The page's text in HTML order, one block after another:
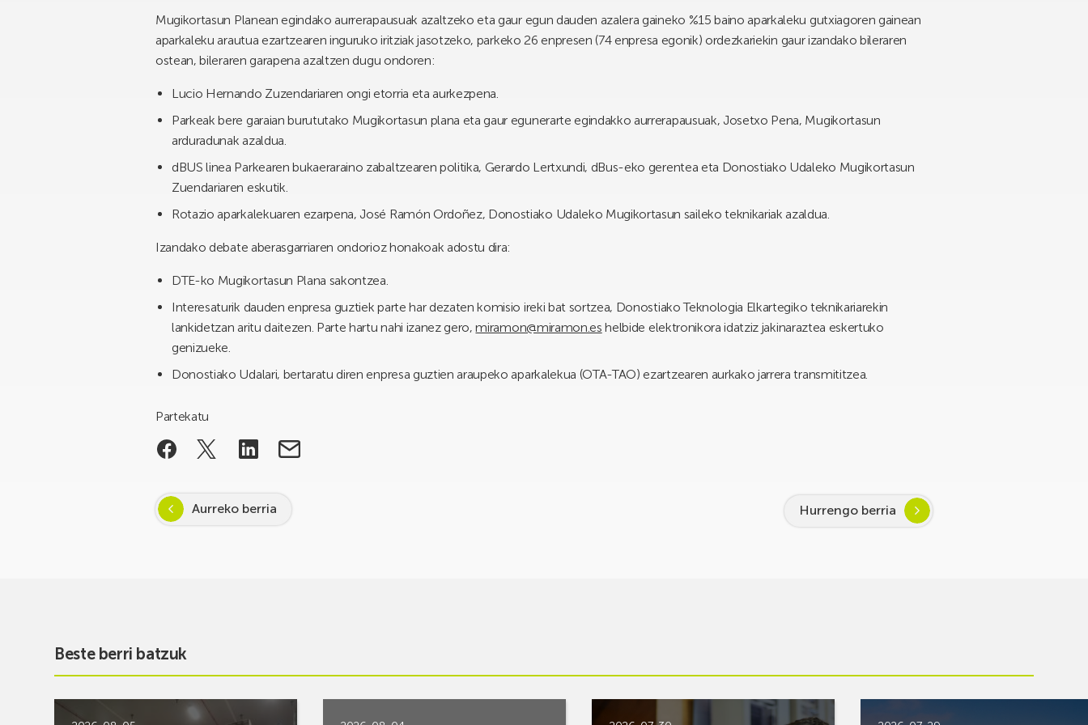
Mugikortasun Planean egindako aurrerapausuak azaltzeko eta gaur egun dauden azalera gaineko %15 baino aparkaleku gutxiagoren gainean
aparkaleku arautua ezartzearen inguruko iritziak jasotzeko, parkeko 26 enpresen (74 enpresa egonik) ordezkariekin gaur izandako bileraren
ostean, bileraren garapena azaltzen dugu ondoren:
Lucio Hernando Zuzendariaren ongi etorria eta aurkezpena.
Parkeak bere garaian burututako Mugikortasun plana eta gaur egunerarte egindakko aurrerapausuak, Josetxo Pena, Mugikortasun
arduradunak azaldua.
dBUS linea Parkearen bukaeraraino zabaltzearen politika, Gerardo Lertxundi, dBus-eko gerentea eta Donostiako Udaleko Mugikortasun
Zuendariaren eskutik.
Rotazio aparkalekuaren ezarpena, José Ramón Ordoñez, Donostiako Udaleko Mugikortasun saileko teknikariak azaldua.
Izandako debate aberasgarriaren ondorioz honakoak adostu dira:
DTE-ko Mugikortasun Plana sakontzea.
Interesaturik dauden enpresa guztiek parte har dezaten komisio ireki bat sortzea, Donostiako Teknologia Elkartegiko teknikariarekin
lankidetzan aritu daitezen. Parte hartu nahi izanez gero,miramon@miramon.es helbide elektronikora idatziz jakinaraztea eskertuko
genizueke.
Donostiako Udalari, bertaratu diren enpresa guztien araupeko aparkalekua (OTA-TAO) ezartzearen aurkako jarrera transmititzea.
Partekatu
Aurreko berria Hurrengo berria
Beste berri batzuk